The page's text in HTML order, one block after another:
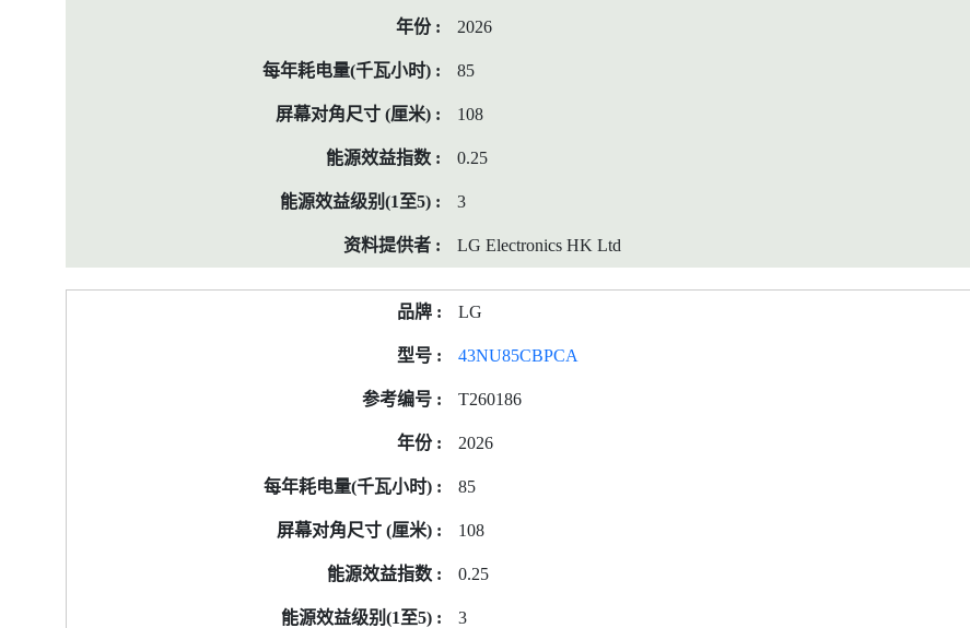
2026
85
108
0.25
3
LG Electronics HK Ltd
LG
43NU85CBPCA
T260186
2026
85
108
0.25
3